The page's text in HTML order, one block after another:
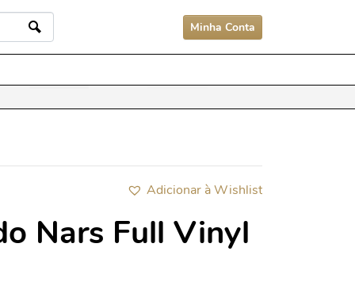
Minha Conta
Adicionar à Wishlist
Nars Full Vinyl